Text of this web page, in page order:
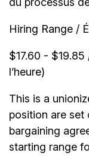
Hiring Range /
$17.60 -
l’heure)
This is a
position are set
bargaining
starting range